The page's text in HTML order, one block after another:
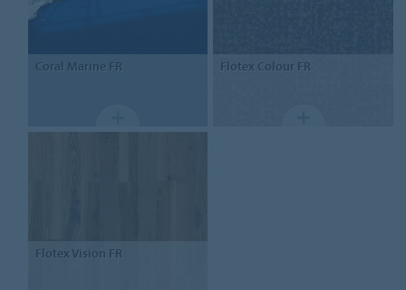
Coral Marine FR Flotex Colour FR
Flotex Vision FR